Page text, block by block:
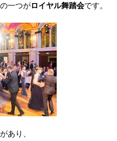
一つがロイヤル舞踏会です。
あり、